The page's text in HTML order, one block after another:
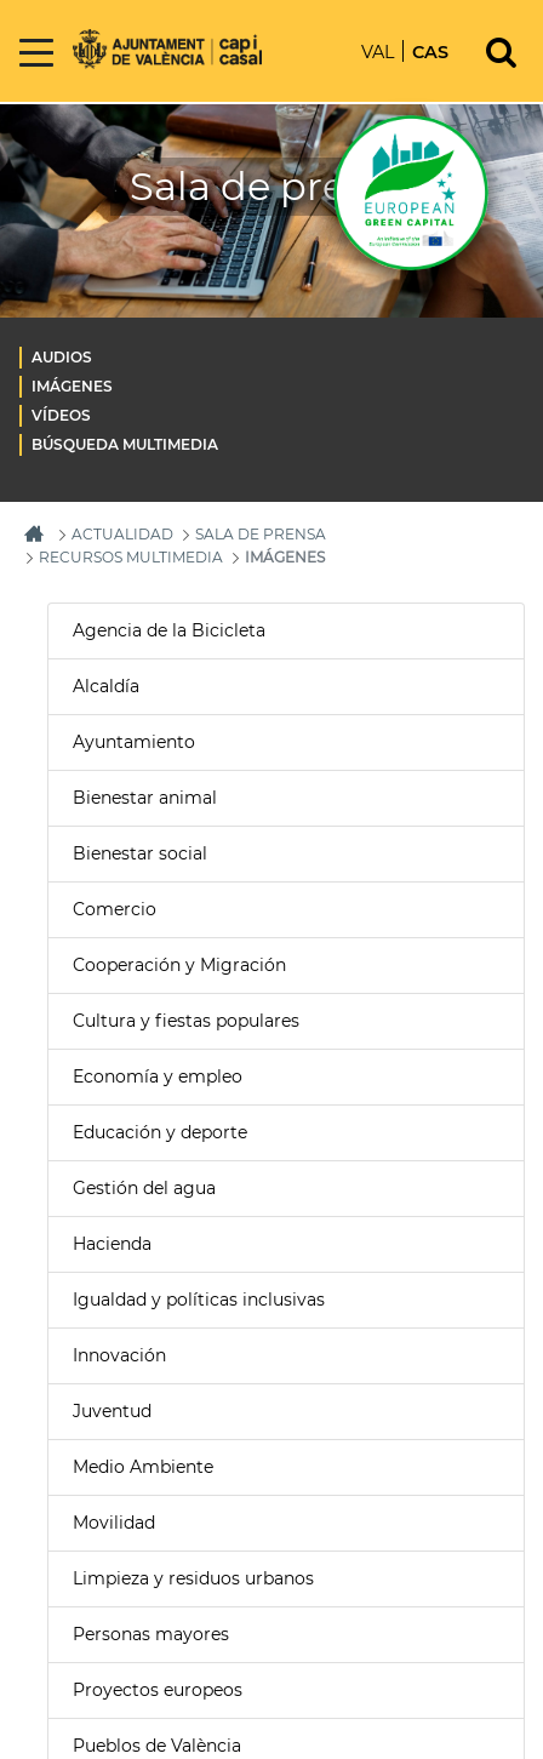
VAL CAS
Sala de prensa
AUDIOS
IMÁGENES
VÍDEOS
BÚSQUEDA MULTIMEDIA
ACTUALIDAD
SALA DE PRENSA
RECURSOS MULTIMEDIA
IMÁGENES
Agencia de la Bicicleta
Alcaldía
Ayuntamiento
Bienestar animal
Bienestar social
Comercio
Cooperación y Migración
Cultura y fiestas populares
Economía y empleo
Educación y deporte
Gestión del agua
Hacienda
Igualdad y políticas inclusivas
Innovación
Juventud
Medio Ambiente
Movilidad
Limpieza y residuos urbanos
Personas mayores
Proyectos europeos
Pueblos de València